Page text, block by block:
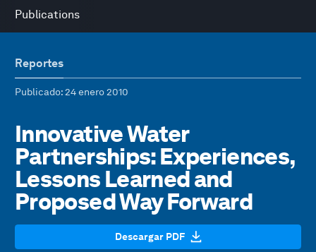
Publications
Reportes
Publicado: 24 enero 2010
Innovative Water
Partnerships: Experiences,
Lessons Learned and
Proposed Way Forward
Descargar PDF